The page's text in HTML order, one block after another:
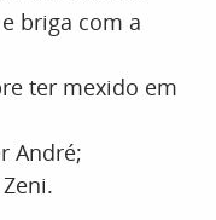
briga com a
ter mexido em
André;